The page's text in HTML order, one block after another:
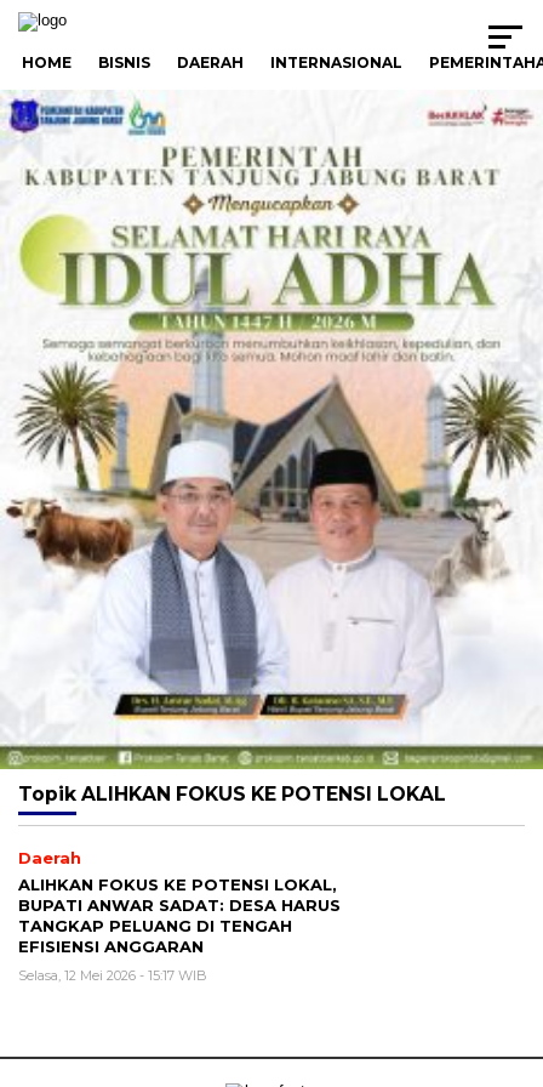
HOME BISNIS DAERAH INTERNASIONAL
Topik ALIHKAN FOKUS KE POTENSI LOKAL
Daerah
ALIHKAN FOKUS KE POTENSI LOKAL,
BUPATI ANWAR SADAT: DESA HARUS
TANGKAP PELUANG DI TENGAH
EFISIENSI ANGGARAN
Selasa, 12 Mei 2026 - 15:17 WIB